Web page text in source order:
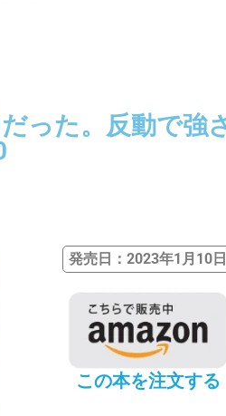
った。反動で強
発売日：2023年1月10日
この本を注文する